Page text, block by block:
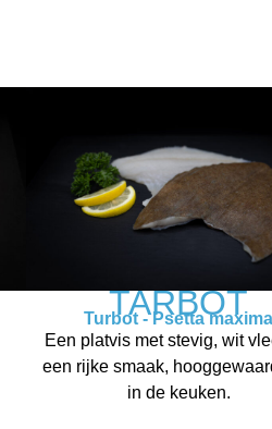
TARBOT
Turbot - Psetta maxima
Een platvis met stevig, wit
een rijke smaak,
in de keuken.